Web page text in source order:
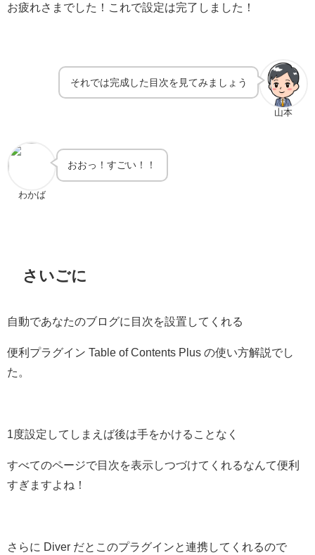
お疲れさまでした！これで設定は完了しました！
山本
それでは完成した目次を見てみましょう
わかば
おおっ！すごい！！
さいごに
自動であなたのブログに目次を設置してくれる
便利プラグイン Table of Contents Plus の使い方解説でし
た。
1度設定してしまえば後は手をかけることなく
すべてのページで目次を表示しつづけてくれるなんて便利
すぎますよね！
さらに Diver だとこのプラグインと連携してくれるので